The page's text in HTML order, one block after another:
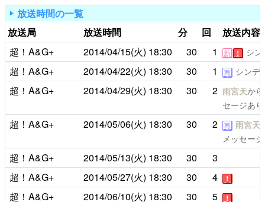
放送時間の一覧
放送局
放送時間 分 回
放送内容
超！A&G+
2014/04/15(火) 18:30 30 1 新 ！ シ
超！A&G+ 2014/04/22(火) 18:30 30 1 再 シンデ
超！A&G+ 2014/04/29(火) 18:30 30 2 雨宮天か
セージあり
超！A&G+ 2014/05/06(火) 18:30 30 2 再 雨宮天
メッセー
超！A&G+ 2014/05/13(火) 18:30 30
3
超！A&G+
2014/05/27(火) 18:30 30 4 ！
超！A&G+ 2014/06/10(火) 18:30 30 5 ！